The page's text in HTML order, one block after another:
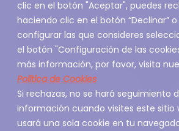
clic en el botón "Aceptar", puedes
haciendo clic en el botón “Declinar” o
configurar las que consideres
el botón "Configuración de las
más información, por favor, visita
Política de Cookies
Si rechazas, no se hará seguimiento
información cuando visites este sitio
usará una sola cookie en tu